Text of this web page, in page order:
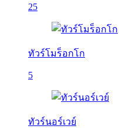
25
ทัวร์โมร็อกโก
5
ทัวร์นอร์เวย์